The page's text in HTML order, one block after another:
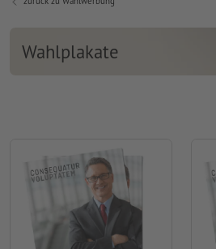
Wahlplakate